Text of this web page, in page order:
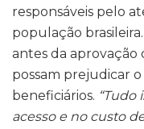
responsáveis pelo
população
antes da
possam prejudicar
beneficiários. “Tudo
acesso e no custo